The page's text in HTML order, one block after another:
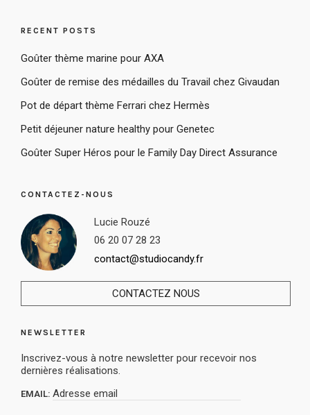
RECENT POSTS
Goûter thème marine pour AXA
Goûter de remise des médailles du Travail chez Givaudan
Pot de départ thème Ferrari chez Hermès
Petit déjeuner nature healthy pour Genetec
Goûter Super Héros pour le Family Day Direct Assurance
CONTACTEZ-NOUS
Lucie Rouzé
06 20 07 28 23
contact@studiocandy.fr
CONTACTEZ NOUS
NEWSLETTER
Inscrivez-vous à notre newsletter pour recevoir nos
dernières réalisations.
EMAIL: